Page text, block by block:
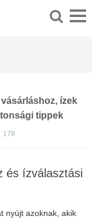
ízek
tippek
178
és ízválasztási
nyújt azoknak, akik